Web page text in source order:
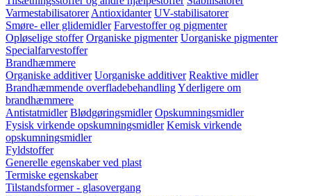
Varmestabilisatorer Antioxidanter UV-stabilisatorer
Smøre- eller glidemidler Farvestoffer og pigmenter
Opløselige stoffer Organiske pigmenter Uorganiske pigmenter
Specialfarvestoffer
Brandhæmmere
Organiske additiver Uorganiske additiver Reaktive midler
Brandhæmmende overfladebehandlingYderligere om
brandhæmmere
Antistatmidler Blødgøringsmidler Opskumningsmidler
Fysisk virkende opskumningsmidler Kemisk virkende
opskumningsmidler
Fyldstoffer
Generelle egenskaber ved plast
Termiske egenskaber
Tilstandsformer - glasovergang